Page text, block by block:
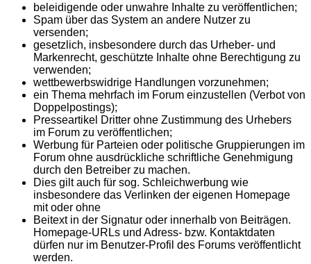
beleidigende oder unwahre Inhalte zu veröffentlichen;
Spam über das System an andere Nutzer zu
versenden;
gesetzlich, insbesondere durch das Urheber- und
Markenrecht, geschützte Inhalte ohne Berechtigung zu
verwenden;
wettbewerbswidrige Handlungen vorzunehmen;
ein Thema mehrfach im Forum einzustellen (Verbot von
Doppelpostings);
Presseartikel Dritter ohne Zustimmung des Urhebers
im Forum zu veröffentlichen;
Werbung für Parteien oder politische Gruppierungen im
Forum ohne ausdrückliche schriftliche Genehmigung
durch den Betreiber zu machen.
Dies gilt auch für sog. Schleichwerbung wie
insbesondere das Verlinken der eigenen Homepage
mit oder ohne
Beitext in der Signatur oder innerhalb von Beiträgen.
Homepage-URLs und Adress- bzw. Kontaktdaten
dürfen nur im Benutzer-Profil des Forums veröffentlicht
werden.